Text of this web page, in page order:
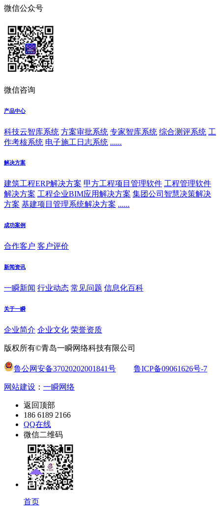
微信公众号
微信咨询
产品中心
科技云智库系统 方案审批系统 专家智库系统 综合测评系统 工
作考核系统 电子施工日志系统 ......
解决方案
建筑工程ERP解决方案 甲方工程项目管理软件 工程管理软件
解决方案 工程企业BIM应用解决方案 集团公司智慧决策解决
方案 基建项目管理系统解决方案 ......
成功案例
合作客户 客户评价
新闻资讯
一瞬新闻 行业动态 常见问题 信息化百科
关于一瞬
企业简介 企业文化 荣誉资质
版权所有©青岛一瞬网络科技有限公司
鲁公网安备37020202001841号 鲁ICP备09061626号-7
网站建设 ： 一瞬网络
返回顶部
186 6189 2166
QQ在线
微信二维码
首页